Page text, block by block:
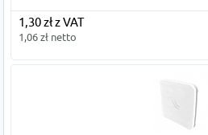
1,30 zł z VAT
1,06 zł netto